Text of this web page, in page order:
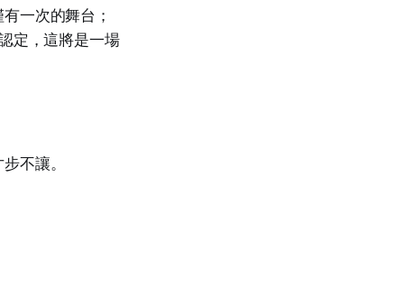
一次的舞台；
定，這將是一場
不讓。